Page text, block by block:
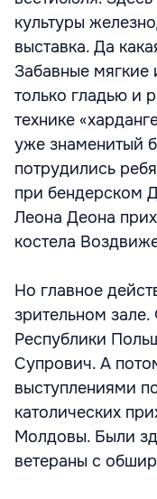
культуры
выставка. Да
Забавные
только гладью и
технике
уже знаменитый
потрудились
при бендерском
Леона Деона
костела
Но главное
зрительном
Республики
Супрович. А
выступлениями
католических
Молдовы. Были
ветераны с